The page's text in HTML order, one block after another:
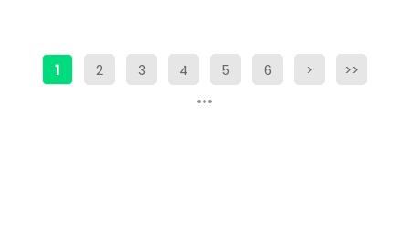
1 2 3 4 5 6 > >>